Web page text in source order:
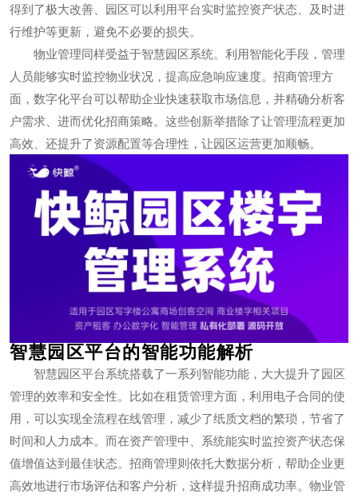
得到了极大改善、园区可以利用平台实时监控资产状态、及时进
行维护等更新，避免不必要的损失。
物业管理同样受益于智慧园区系统。利用智能化手段，管理
人员能够实时监控物业状况，提高应急响应速度。招商管理方
面，数字化平台可以帮助企业快速获取市场信息，并精确分析客
户需求、进而优化招商策略。这些创新举措除了让管理流程更加
高效、还提升了资源配置等合理性，让园区运营更加顺畅。
智慧园区平台的智能功能解析
智慧园区平台系统搭载了一系列智能功能，大大提升了园区
管理的效率和安全性。比如在租赁管理方面，利用电子合同的使
用，可以实现全流程在线管理，减少了纸质文档的繁琐，节省了
时间和人力成本。而在资产管理中、系统能实时监控资产状态保
值增值达到最佳状态。招商管理则依托大数据分析，帮助企业更
高效地进行市场评估和客户分析，这样提升招商成功率。物业管